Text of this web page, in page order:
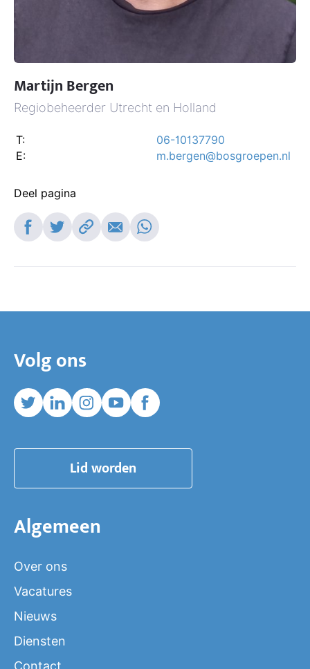
Martijn Bergen
Regiobeheerder Utrecht en Holland
T:
06-10137790
E:
m.bergen@bosgroepen.nl
Deel pagina
Deel op Facebook
Deel op Twitter
Kopieer linkDeel via e-mail
Deel op Whatsapp
Volg ons
TwitterLinkedinInstagram
YoutubeFacebook
Lid worden
Algemeen
Over ons
Vacatures
Nieuws
Diensten
Contact